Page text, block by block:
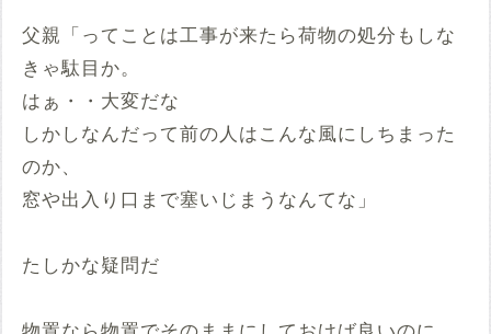
父親「ってことは工事が来たら荷物の処分もしな
きゃ駄目か。
はぁ・・大変だな
しかしなんだって前の人はこんな風にしちまった
のか、
窓や出入り口まで塞いじまうなんてな」
たしかな疑問だ